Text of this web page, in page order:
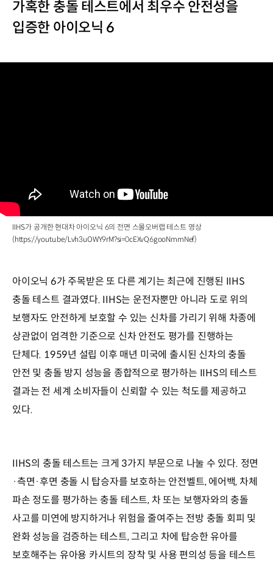
가혹한 충돌 테스트에서 최우수 안전성을
입증한 아이오닉 6
IIHS가 공개한 현대차 아이오닉 6의 전면 스몰오버랩 테스트 영상
(https://youtu.be/Lvh3uOWY9rM?si=0cEXvQ6gooNmmNef)
아이오닉 6가 주목받은 또 다른 계기는 최근에 진행된 IIHS
충돌 테스트 결과였다. IIHS는 운전자뿐만 아니라 도로 위의
보행자도 안전하게 보호할 수 있는 신차를 가리기 위해 차종에
상관없이 엄격한 기준으로 신차 안전도 평가를 진행하는
단체다. 1959년 설립 이후 매년 미국에 출시된 신차의 충돌
안전 및 충돌 방지 성능을 종합적으로 평가하는 IIHS의 테스트
결과는 전 세계 소비자들이 신뢰할 수 있는 척도를 제공하고
있다.
IIHS의 충돌 테스트는 크게 3가지 부문으로 나눌 수 있다. 정면
·측면·후면 충돌 시 탑승자를 보호하는 안전벨트, 에어백, 차체
파손 정도를 평가하는 충돌 테스트, 차 또는 보행자와의 충돌
사고를 미연에 방지하거나 위험을 줄여주는 전방 충돌 회피 및
완화 성능을 검증하는 테스트, 그리고 차에 탑승한 유아를
보호해주는 유아용 카시트의 장착 및 사용 편의성 등을 테스트